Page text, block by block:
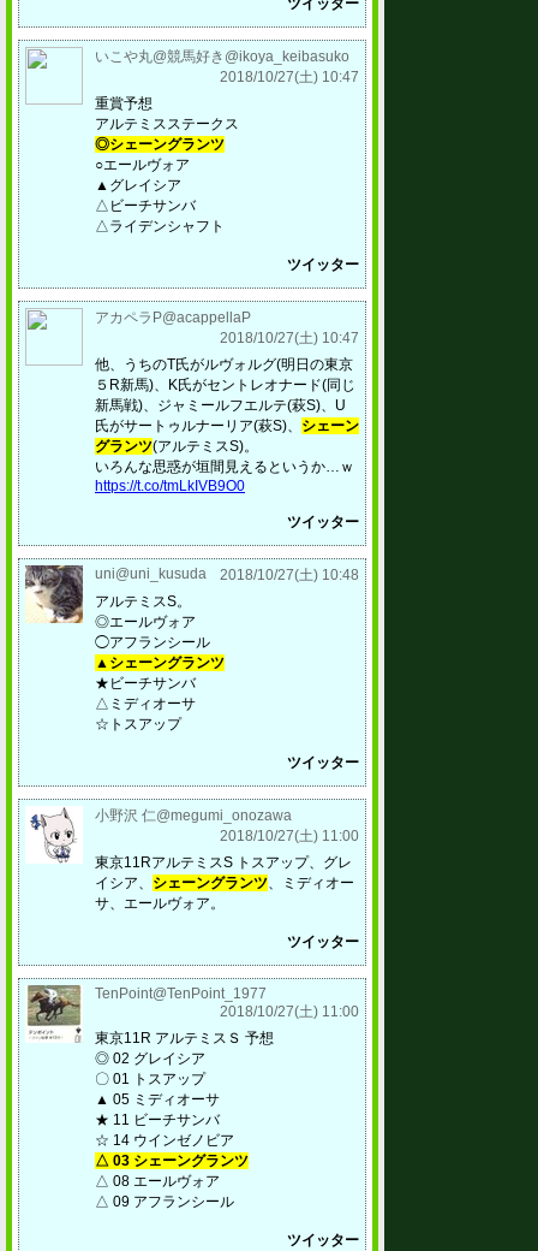
ツイッター
いこや丸@競馬好き@ikoya_keibasuko
2018/10/27(土) 10:47
重賞予想
アルテミスステークス
◎シェーングランツ
○エールヴォア
▲グレイシア
△ビーチサンバ
△ライデンシャフト
ツイッター
アカペラP@acappellaP
2018/10/27(土) 10:47
他、うちのT氏がルヴォルグ(明日の東京
５R新馬)、K氏がセントレオナード(同じ
新馬戦)、ジャミールフエルテ(萩S)、U
氏がサートゥルナーリア(萩S)、 シェーン
グランツ(アルテミスS)。
いろんな思惑が垣間見えるというか…ｗ
https://t.co/tmLkIVB9O0
ツイッター
uni@uni_kusuda
2018/10/27(土) 10:48
アルテミスS。
◎エールヴォア
◯アフランシール
▲シェーングランツ
★ビーチサンバ
△ミディオーサ
☆トスアップ
ツイッター
小野沢 仁@megumi_onozawa
2018/10/27(土) 11:00
東京11RアルテミスS トスアップ、グレ
イシア、 シェーングランツ、ミディオー
サ、エールヴォア。
ツイッター
TenPoint@TenPoint_1977
2018/10/27(土) 11:00
東京11R アルテミスＳ 予想
◎ 02 グレイシア
〇 01 トスアップ
▲ 05 ミディオーサ
★ 11 ビーチサンバ
☆ 14 ウインゼノビア
△ 03 シェーングランツ
△ 08 エールヴォア
△ 09 アフランシール
ツイッター